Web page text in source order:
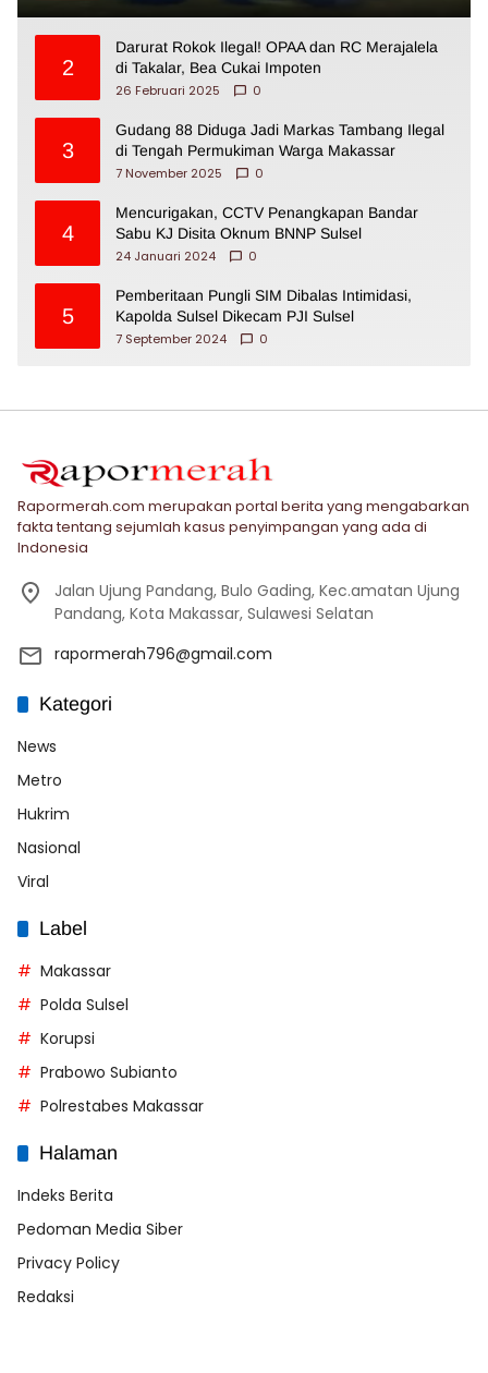
2
Darurat Rokok Ilegal! OPAA dan RC Merajalela
di Takalar, Bea Cukai Impoten
26 Februari 2025
0
3
Gudang 88 Diduga Jadi Markas Tambang Ilegal
di Tengah Permukiman Warga Makassar
7 November 2025
0
4
Mencurigakan, CCTV Penangkapan Bandar
Sabu KJ Disita Oknum BNNP Sulsel
24 Januari 2024
0
5
Pemberitaan Pungli SIM Dibalas Intimidasi,
Kapolda Sulsel Dikecam PJI Sulsel
7 September 2024
0
Rapormerah.com merupakan portal berita yang mengabarkan
fakta tentang sejumlah kasus penyimpangan yang ada di
Indonesia
Jalan Ujung Pandang, Bulo Gading, Kec.amatan Ujung
Pandang, Kota Makassar, Sulawesi Selatan
rapormerah796@gmail.com
Kategori
News
Metro
Hukrim
Nasional
Viral
Label
Makassar
Polda Sulsel
Korupsi
Prabowo Subianto
Polrestabes Makassar
Halaman
Indeks Berita
Pedoman Media Siber
Privacy Policy
Redaksi